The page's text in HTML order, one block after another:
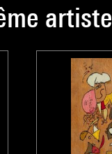
artiste